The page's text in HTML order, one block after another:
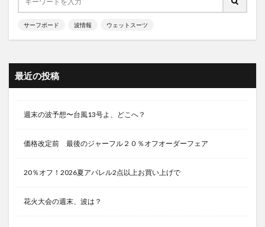
サーフボード 波情報 ウェットスーツ
最近の投稿
週末の波予想〜台風13号よ、どこへ？
価格改定前 最後のジャーフル２０％オフオーダーフェア
20％オフ！2026夏アパレル2点以上お買い上げで
花火大会の週末、波は？